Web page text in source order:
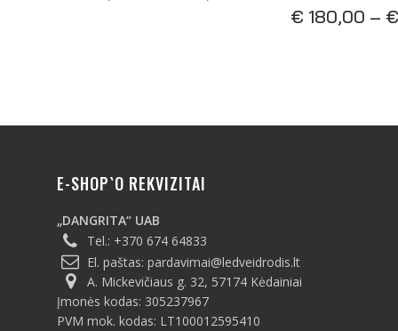
€ 180,00 – €
E-SHOP`O REKVIZITAI
„DANGRITA“ UAB
Tel.: +370 674 64833
El. paštas: pardavimai@ledveidrodis.lt
A. Mickevičiaus g. 32, 57174 Kėdainiai
Įmonės kodas: 305237967
PVM mok. kodas: LT100012595410